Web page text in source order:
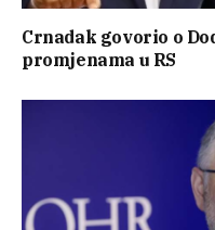
Crnadak govorio o
promjenama u RS